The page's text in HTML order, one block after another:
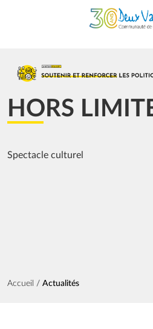
Aller au contenu principal
Image
HORS
Spectacle culturel
Fil d'Ariane
Accueil Actualités